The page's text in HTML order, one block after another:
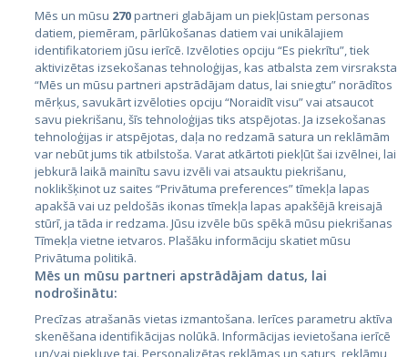
Valstis
Igaunija
Latvija
Lietuva
City24.lv
City24.ee
CVbankas.lt
Kainos.lt
Mēs un mūsu 270partneri glabājam un piekļūstam personas
datiem, piemēram, pārlūkošanas datiem vai unikālajiem
identifikatoriem jūsu ierīcē. Izvēloties opciju “Es piekrītu”, tiek
aktivizētas izsekošanas tehnoloģijas, kas atbalsta zem virsraksta
“Mēs un mūsu partneri apstrādājam datus, lai sniegtu” norādītos
mērķus, savukārt izvēloties opciju “Noraidīt visu” vai atsaucot
savu piekrišanu, šīs tehnoloģijas tiks atspējotas. Ja izsekošanas
tehnoloģijas ir atspējotas, daļa no redzamā satura un reklāmām
var nebūt jums tik atbilstoša. Varat atkārtoti piekļūt šai izvēlnei, lai
jebkurā laikā mainītu savu izvēli vai atsauktu piekrišanu,
noklikšķinot uz saites “Privātuma preferences” tīmekļa lapas
apakšā vai uz peldošās ikonas tīmekļa lapas apakšējā kreisajā
stūrī, ja tāda ir redzama. Jūsu izvēle būs spēkā mūsu piekrišanas
Tīmekļa vietne ietvaros. Plašāku informāciju skatiet mūsu
Privātuma politikā.
Mēs un mūsu partneri apstrādājam datus, lai
nodrošinātu:
Precīzas atrašanās vietas izmantošana. Ierīces parametru aktīva
skenēšana identifikācijas nolūkā. Informācijas ievietošana ierīcē
un/vai piekļuve tai. Personalizētas reklāmas un saturs, reklāmu